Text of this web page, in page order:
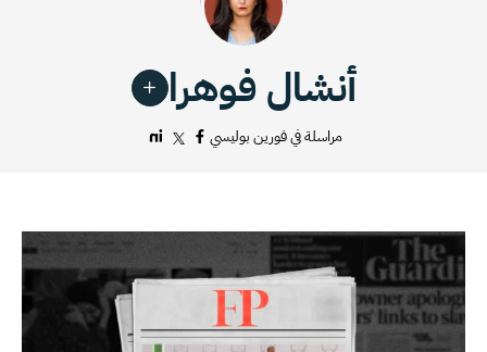
أنشال فوهرا
مراسلة في فورين بوليسي